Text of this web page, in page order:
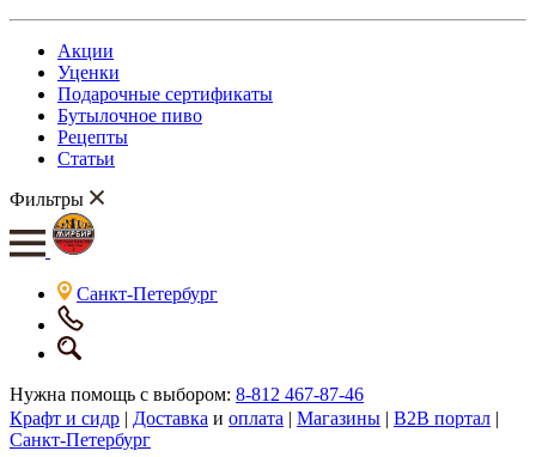
Акции
Уценки
Подарочные сертификаты
Бутылочное пиво
Рецепты
Статьи
Фильтры
Санкт-Петербург
Нужна помощь с выбором: 8-812 467-87-46
Крафт и сидр | Доставка и оплата | Магазины | B2B портал |
Санкт-Петербург